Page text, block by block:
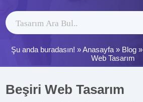
Şu anda buradasın! »Anasayfa» Blog»
Web Tasarım
Beşiri Web Tasarım